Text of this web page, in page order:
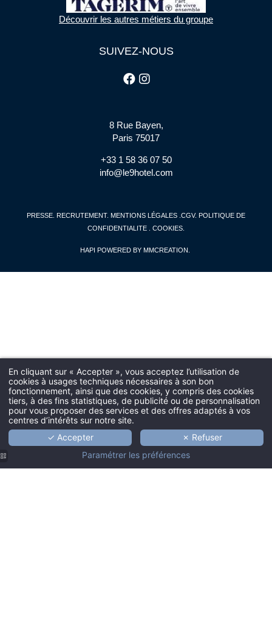
Découvrir les autres métiers du groupe
SUIVEZ-NOUS
8 Rue Bayen,
Paris 75017
+33 1 58 36 07 50
info@le9hotel.com
PRESSE RECRUTEMENT. MENTIONS LÉGALES CGV. POLITIQUE DE
CONFIDENTIALITE
. COOKIES
HAPI POWERED BY MMCREATION
En cliquant sur « Accepter », vous acceptez l’utilisation de
cookies à usages techniques nécessaires à son bon
fonctionnement, ainsi que des cookies, y compris des cookies
tiers, à des fins statistiques, de publicité ou de personnalisation
pour vous proposer des services et des offres adaptés à vos
centres d’intérêts sur notre site.
✓ Accepter
✗ Refuser
Paramétrer les préférences